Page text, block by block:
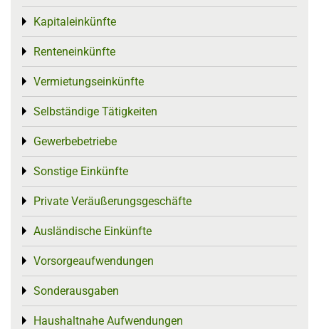
Kapitaleinkünfte
Toggle menu
Renteneinkünfte
Toggle menu
Vermietungseinkünfte
Toggle menu
Selbständige Tätigkeiten
Toggle menu
Gewerbebetriebe
Toggle menu
Sonstige Einkünfte
Toggle menu
Private Veräußerungsgeschäfte
Toggle menu
Ausländische Einkünfte
Toggle menu
Vorsorgeaufwendungen
Toggle menu
Sonderausgaben
Toggle menu
Haushaltnahe Aufwendungen
Toggle menu